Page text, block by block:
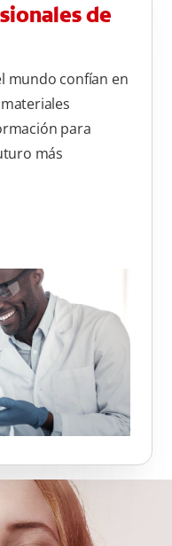
de
mundo confían en
para
más